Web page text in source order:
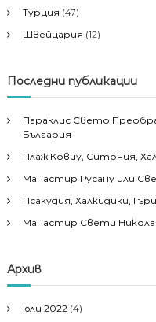
Турция (47)
Швейцария (12)
Последни публикации
Параклис Свето
България
Плаж Ковиу, Ситония,
Манастир Русану или
Псакудия, Халкидики,
Манастир Свети
Архив
юли 2022 (4)